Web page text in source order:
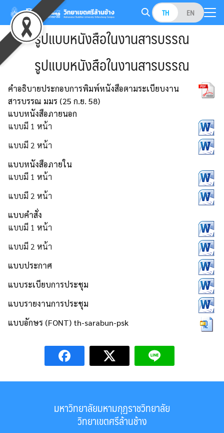
Skip
content
TH EN
Search
for:
รูปแบบหนังสือในงานสารบรรณ
รูปแบบหนังสือในงานสารบรรณ
คำอธิบายประกอบการพิมพ์หนังสือตามระเบียบงาน
สารบรรณ มมร (25 ก.ย. 58)
แบบหนังสือภายนอก
แบบมี 1 หน้า
แบบมี 2 หน้า
แบบหนังสือภายใน
แบบมี 1 หน้า
แบบมี 2 หน้า
แบบคำสั่ง
แบบมี 1 หน้า
แบบมี 2 หน้า
แบบประกาศ
แบบระเบียบการประชุม
แบบรายงานการประชุม
แบบอักษร (FONT) th-sarabun-psk
มหาวิทยาลัยมหามกุฏราชวิทยาลัย
วิทยาเขตศรีล้านช้าง